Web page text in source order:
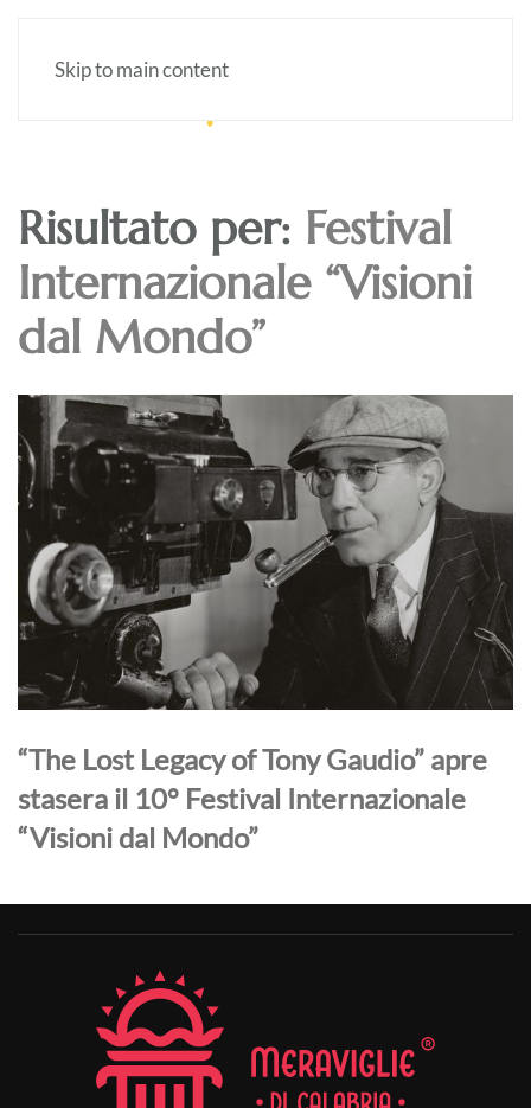
Skip to main content
Risultato per: Festival
Internazionale “Visioni
dal Mondo”
“The Lost Legacy of Tony Gaudio” apre
stasera il 10° Festival Internazionale
“Visioni dal Mondo”